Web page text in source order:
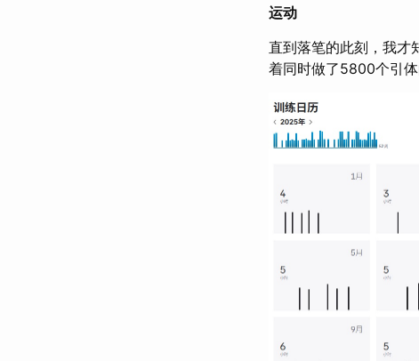
运动
直到落笔的此刻，我才
着同时做了5800个引